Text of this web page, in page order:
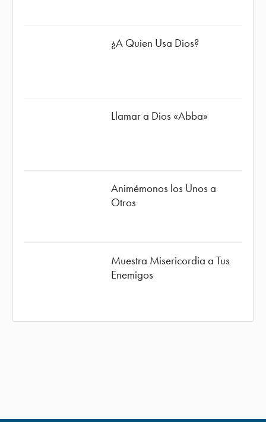
¿A Quien Usa Dios?
Llamar a Dios «Abba»
Animémonos los Unos a
Otros
Muestra Misericordia a Tus
Enemigos